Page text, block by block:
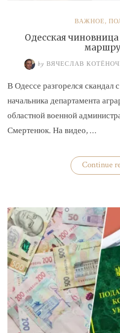
ВАЖНОЕ,
Одесская
by ВЯЧЕСЛАВ
В Одессе разгорелся скандал
начальника департамента
областной военной
Смертенюк. На видео, …
Continue